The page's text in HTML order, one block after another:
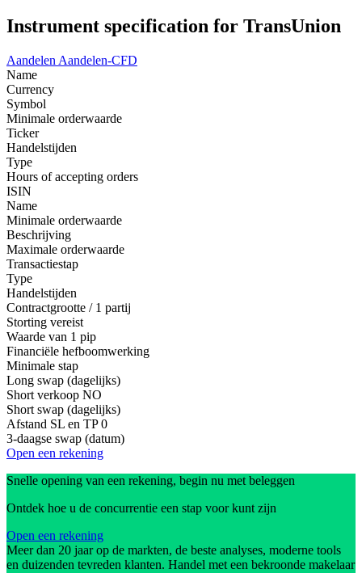
Instrument specification for TransUnion
Aandelen Aandelen-CFD
Name
Currency
Symbol
Minimale orderwaarde
Ticker
Handelstijden
Type
Hours of accepting orders
ISIN
Name
Minimale orderwaarde
Beschrijving
Maximale orderwaarde
Transactiestap
Type
Handelstijden
Contractgrootte / 1 partij
Storting vereist
Waarde van 1 pip
Financiële hefboomwerking
Minimale stap
Long swap (dagelijks)
Short verkoop NO
Short swap (dagelijks)
Afstand SL en TP 0
3-daagse swap (datum)
Open een rekening
Snelle opening van een rekening, begin nu met beleggen
Ontdek hoe u de concurrentie een stap voor kunt zijn
Open een rekening
Meer dan 20 jaar op de markten, de beste analyses, moderne tools
en duizenden tevreden klanten. Handel met een bekroonde makelaar